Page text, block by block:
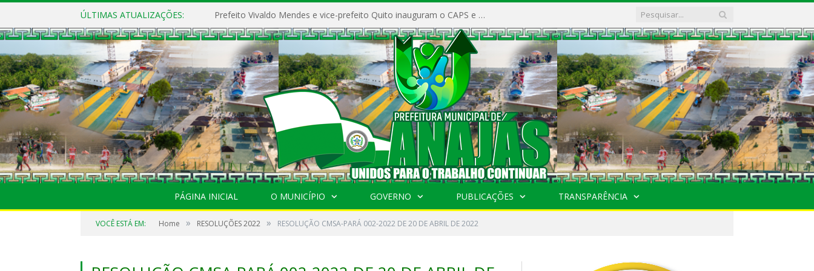
ÚLTIMAS ATUALIZAÇÕES: Prefeito Vivaldo Mendes e vice-prefeito Quito inauguram o CAPS e fortalecem a saúde pública em Anajás.
PÁGINA INICIAL O MUNICÍPIO GOVERNO PUBLICAÇÕES TRANSPARÊNCIA
VOCÊ ESTÁ EM: Home » RESOLUÇÕES 2022 » RESOLUÇÃO CMSA-PARÁ 002-2022 DE 20 DE ABRIL DE 2022